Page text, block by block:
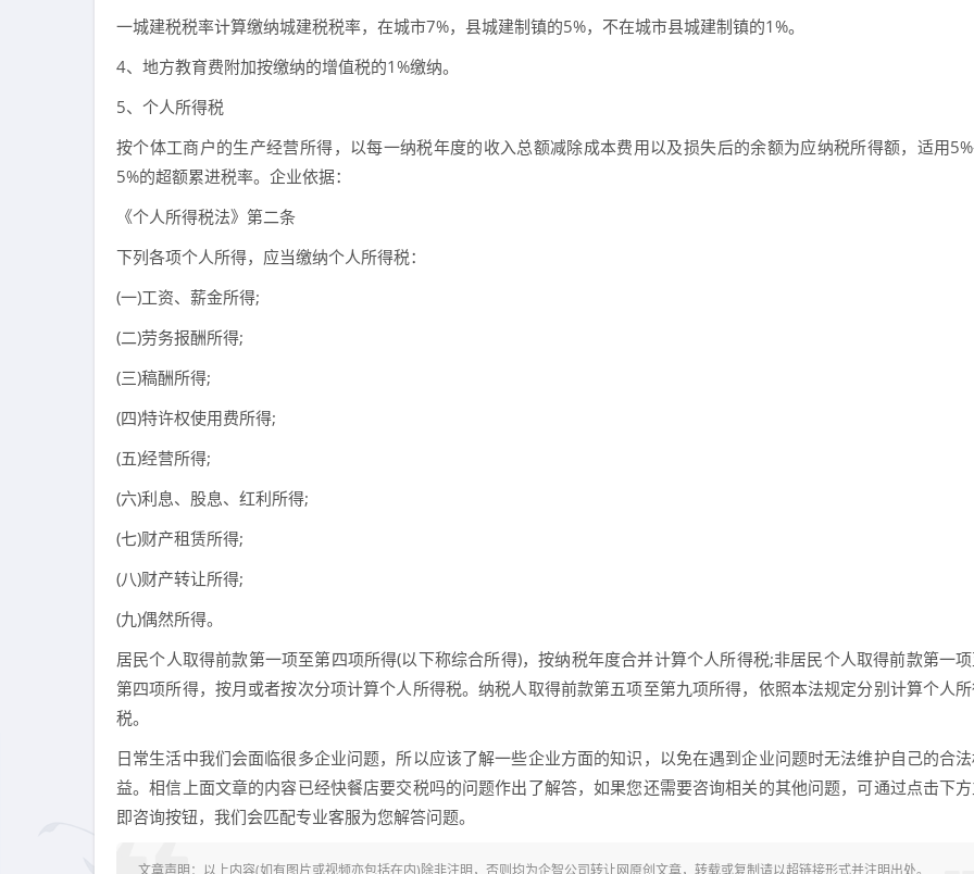
一城建税税率计算缴纳城建税税率，在城市7%，县城建制镇的5%，不在城市县城建制镇的1%。
4、地方教育费附加按缴纳的增值税的1%缴纳。
5、个人所得税
按个体工商户的生产经营所得，以每一纳税年度的收入总额减除成本费用以及损失后的余额为应纳税所得额，适用
5%的超额累进税率。企业依据：
《个人所得税法》第二条
下列各项个人所得，应当缴纳个人所得税：
(一)工资、薪金所得;
(二)劳务报酬所得;
(三)稿酬所得;
(四)特许权使用费所得;
(五)经营所得;
(六)利息、股息、红利所得;
(七)财产租赁所得;
(八)财产转让所得;
(九)偶然所得。
居民个人取得前款第一项至第四项所得(以下称综合所得)，按纳税年度合并计算个人所得税;非居民个人取得前款第一
第四项所得，按月或者按次分项计算个人所得税。纳税人取得前款第五项至第九项所得，依照本法规定分别计算个人
税。
日常生活中我们会面临很多企业问题，所以应该了解一些企业方面的知识，以免在遇到企业问题时无法维护自己的合
益。相信上面文章的内容已经快餐店要交税吗的问题作出了解答，如果您还需要咨询相关的其他问题，可通过点击下
即咨询按钮，我们会匹配专业客服为您解答问题。
文章声明：以上内容(如有图片或视频亦包括在内)除非注明，否则均为企智公司转让网原创文章，转载或复制请以超链接形式并注明出处。